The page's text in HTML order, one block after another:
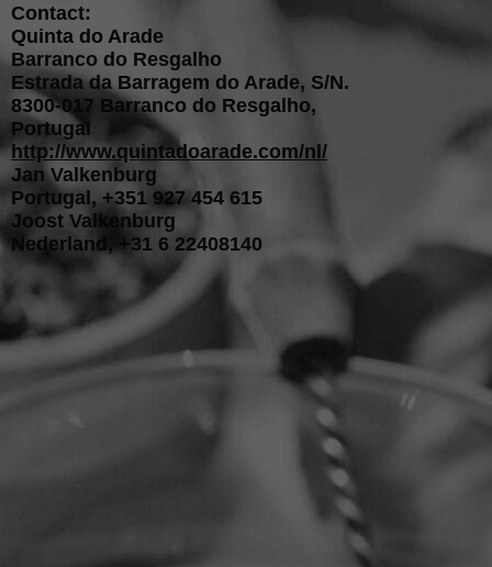
Contact:
Quinta do Arade
Barranco do Resgalho
Estrada da Barragem do Arade, S/N.
8300-017 Barranco do Resgalho,
Portugal
http://www.quintadoarade.com/nl/
Jan Valkenburg
Portugal, +351 927 454 615
Joost Valkenburg
Nederland, +31 6 22408140